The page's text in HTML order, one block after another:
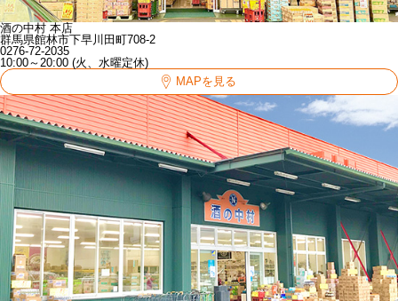
酒の中村 本店
群馬県館林市下早川田町708-2
0276-72-2035
10:00～20:00 (火、水曜定休)
MAPを見る